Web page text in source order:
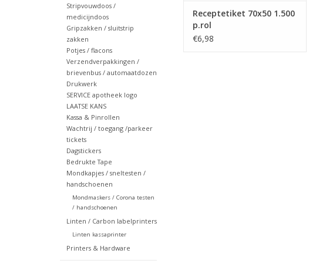
Stripvouwdoos /
medicijndoos
Gripzakken / sluitstrip
zakken
Potjes / flacons
Verzendverpakkingen /
brievenbus / automaatdozen
Drukwerk
SERVICE apotheek logo
LAATSE KANS
Kassa & Pinrollen
Wachtrij / toegang /parkeer
tickets
Dagstickers
Bedrukte Tape
Mondkapjes / sneltesten /
handschoenen
Mondmaskers / Corona testen
/ handschoenen
Linten / Carbon labelprinters
Linten kassaprinter
Printers & Hardware
Receptetiket 70x50 1.500
p.rol
€6,98